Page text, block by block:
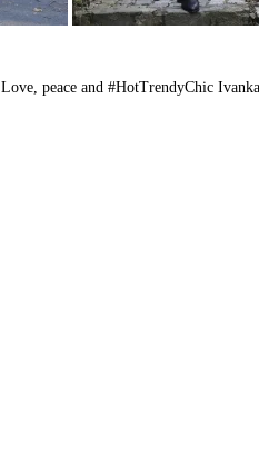
Love, peace and #HotTrendyChic Ivanka